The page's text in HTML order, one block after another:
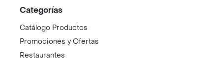
Categorías
Catálogo Productos
Promociones y Ofertas
Restaurantes